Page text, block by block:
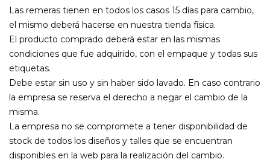
Las remeras tienen en todos los casos 15 días para cambio,
el mismo deberá hacerse en nuestra tienda física.
El producto comprado deberá estar en las mismas
condiciones que fue adquirido, con el empaque y todas sus
etiquetas.
Debe estar sin uso y sin haber sido lavado. En caso contrario
la empresa se reserva el derecho a negar el cambio de la
misma.
La empresa no se compromete a tener disponibilidad de
stock de todos los diseños y talles que se encuentran
disponibles en la web para la realización del cambio.